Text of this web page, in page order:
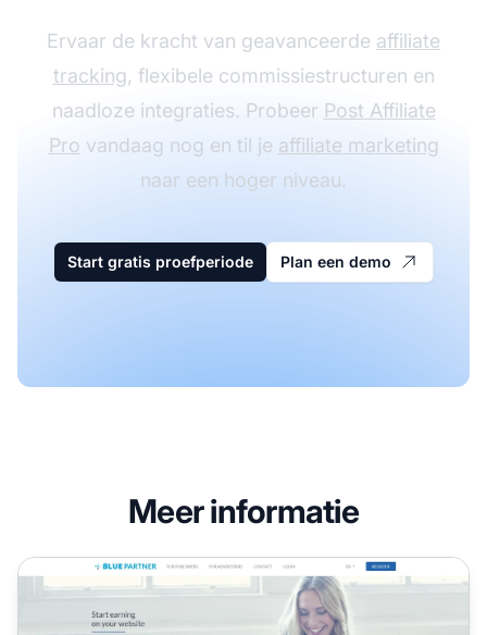
Ervaar de kracht van geavanceerde affiliate
tracking, flexibele commissiestructuren en
naadloze integraties. Probeer Post Affiliate
Pro vandaag nog en til je affiliate marketing
naar een hoger niveau.
Start gratis proefperiode Plan een demo
Meer informatie
Bluepartner Affiliate Program